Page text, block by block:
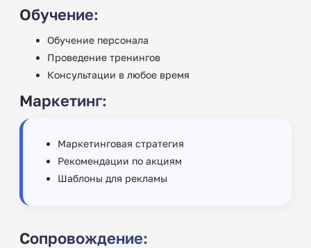
Обучение:
Обучение персонала
Проведение тренингов
Консультации в любое время
Маркетинг:
Маркетинговая стратегия
Рекомендации по акциям
Шаблоны для рекламы
Сопровождение: